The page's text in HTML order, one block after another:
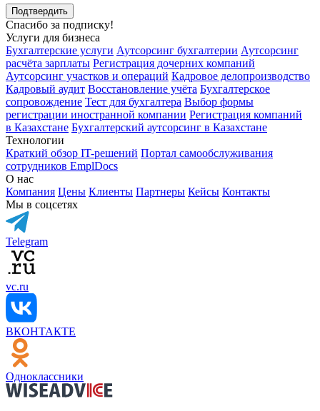
Подтвердить
Спасибо за подписку!
Услуги для бизнеса
Бухгалтерские услуги Аутсорсинг бухгалтерии Аутсорсинг
расчёта зарплаты Регистрация дочерних компаний
Аутсорсинг участков и операций Кадровое делопроизводство
Кадровый аудит Восстановление учёта Бухгалтерское
сопровождение Тест для бухгалтера Выбор формы
регистрации иностранной компании Регистрация компаний
в Казахстане Бухгалтерский аутсорсинг в Казахстане
Технологии
Краткий обзор IT-решений Портал самообслуживания
сотрудников EmplDocs
О нас
Компания Цены Клиенты Партнеры Кейсы Контакты
Мы в соцсетях
Telegram
vc.ru
ВКОНТАКТЕ
Одноклассники